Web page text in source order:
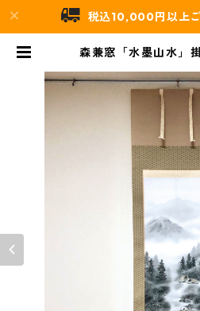
税込10,000円以上
森兼窓「水墨山水」